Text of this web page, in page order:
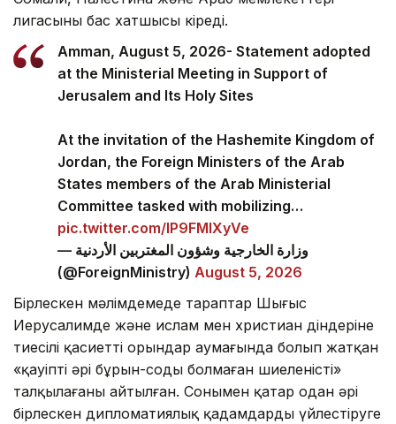
лигасының бас хатшысы кіреді.
Amman, August 5, 2026- Statement adopted
at the Ministerial Meeting in Support of
Jerusalem and Its Holy Sites
At the invitation of the Hashemite Kingdom of
Jordan, the Foreign Ministers of the Arab
States members of the Arab Ministerial
Committee tasked with mobilizing…
pic.twitter.com/lP9FMlXyVe
— وزارة الخارجية وشؤون المغتربين الأردنية
(@ForeignMinistry) August 5, 2026
Бірлескен мәлімдемеде тараптар Шығыс
Иерусалимде және ислам мен христиан діндеріне
тиесілі қасиетті орындар аумағында болып жатқан
«қауіпті әрі бұрын-соңды болмаған шиеленісті»
талқылағаны айтылған. Сонымен қатар одан әрі
бірлескен дипломатиялық қадамдарды үйлестіруге